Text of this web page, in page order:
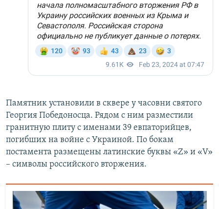
Памятник установили в сквере у часовни святого
Георгия Победоносца. Рядом с ним разместили
гранитную плиту с именами 39 евпаторийцев,
погибших на войне с Украиной. По бокам
постамента размещены латинские буквы «Z» и «V»
– символы российского вторжения.